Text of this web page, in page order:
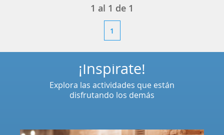
1 al 1 de 1
1
¡Inspírate!
Explora las actividades que están
disfrutando los demás